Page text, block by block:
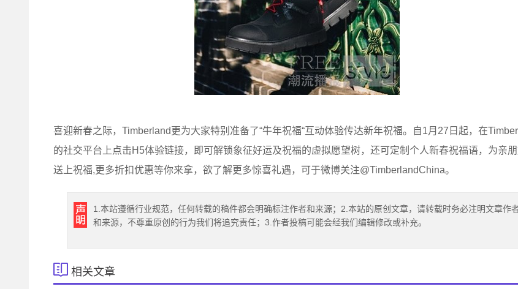
喜迎新春之际，Timberland更为大家特别准备了“牛年祝福“互动体验传达新年祝福。自1月27日起，在
的社交平台上点击H5体验链接，即可解锁象征好运及祝福的虚拟愿望树，还可定制个人新春祝福语，为亲
送上祝福,更多折扣优惠等你来拿，欲了解更多惊喜礼遇，可于微博关注@TimberlandChina。
1.本站遵循行业规范，任何转载的稿件都会明确标注作者和来源；2.本站的原创文章，请转载时务必注明文章作
和来源，不尊重原创的行为我们将追究责任；3.作者投稿可能会经我们编辑修改或补充。
相关文章